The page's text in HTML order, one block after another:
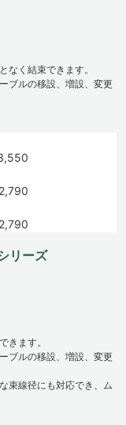
く結束できます。
ブルの移設、増設、変更
リーズ
きます。
ブルの移設、増設、変更
束線径にも対応でき、ム